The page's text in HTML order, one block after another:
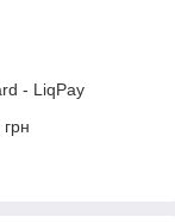
- LiqPay